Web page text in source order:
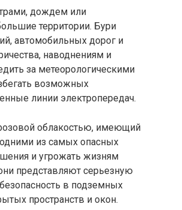
дождем или
территории. Бури
автомобильных дорог и
наводнениям и
за метеорологическими
возможных
линии электропередач.
облакостью, имеющий
из самых опасных
и угрожать жизням
представляют серьезную
в подземных
пространств и окон.